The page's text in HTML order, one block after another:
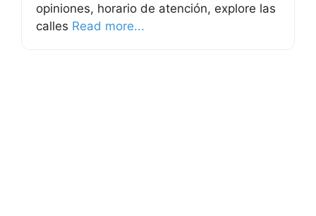
opiniones, horario de atención, explore las
calles Read more...